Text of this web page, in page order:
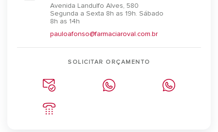
Avenida Landulfo Alves, 580
Segunda a Sexta 8h as 19h. Sábado
8h as 14h
pauloafonso@farmaciaroval.com.br
SOLICITAR ORÇAMENTO